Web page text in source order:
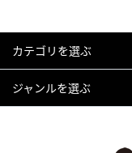
カテゴリを選ぶ
ジャンルを選ぶ